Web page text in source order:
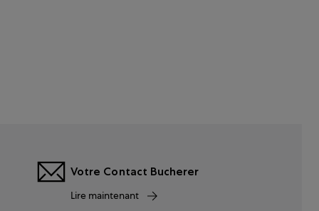
Votre Contact Bucherer
Lire maintenant